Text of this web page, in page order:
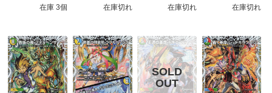
在庫 3個 在庫切れ 在庫切れ 在庫切れ